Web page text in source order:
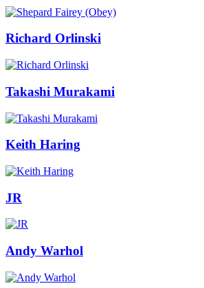
Richard Orlinski
Takashi Murakami
Keith Haring
JR
Andy Warhol